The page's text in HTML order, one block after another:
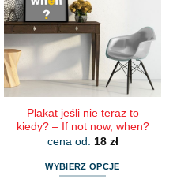
można
wybrać
na
stronie
produktu
Plakat jeśli nie teraz to
kiedy? – If not now, when?
cena od: 18 zł
WYBIERZ OPCJE